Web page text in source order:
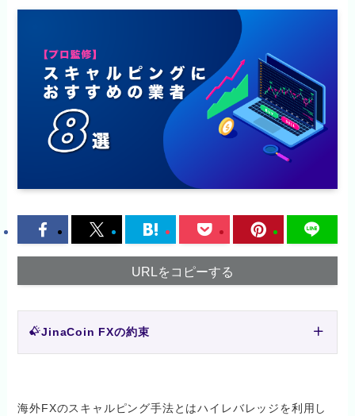
URLをコピーする
JinaCoin FXの約束
海外FXのスキャルピング手法とはハイレバレッジを利用し